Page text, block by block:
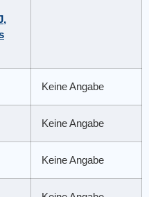
Keine Angabe
Keine Angabe
Keine Angabe